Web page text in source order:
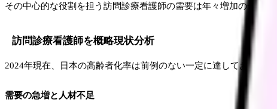
その中心的な役割を担う訪問診療看護師の需要は年々増加の一途を
訪問診療看護師を概略現状分析
2024年現在、日本の高齢者化率は前例のない一定に達しており、
需要の急増と人材不足